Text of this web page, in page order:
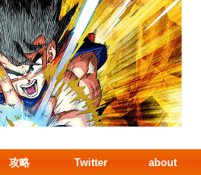
攻略 Twitter about